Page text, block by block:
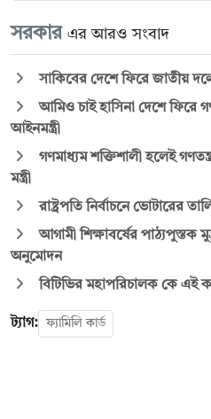
সরকার এর আরও সংবাদ
সাকিবের দেশে ফিরে জাতীয়
আমিও চাই হাসিনা দেশে ফিরে
আইনমন্ত্রী
গণমাধ্যম শক্তিশালী হলেই
মন্ত্রী
রাষ্ট্রপতি নির্বাচনে ভোটারের
আগামী শিক্ষাবর্ষের পাঠ্যপুস্তক
অনুমোদন
বিটিভির মহাপরিচালক কে এই
ট্যাগ: ফ্যামিলি কার্ড